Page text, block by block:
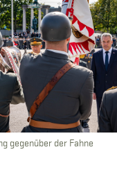
gegenüber der Fahne